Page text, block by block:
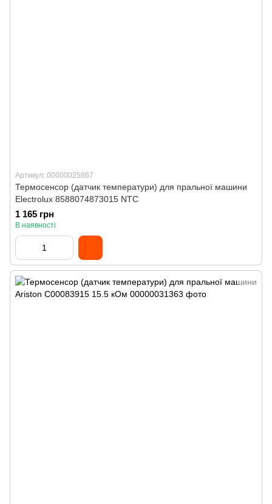
Артикул: 00000025867
Термосенсор (датчик температури) для пральної машини
Electrolux 8588074873015 NTC
1 165 грн
В наявності